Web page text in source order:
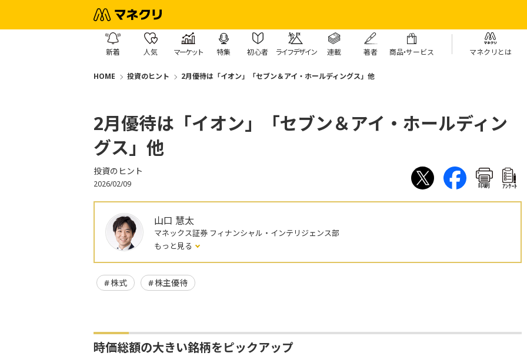
新着 人気 マーケット 特集 初心者 ライフデザイン 連載 著者 商品・サービス マネクリとは
HOME 投資のヒント 2月優待は「イオン」「セブン＆アイ・ホールディングス」他
2月優待は「イオン」「セブン＆アイ・ホールディン
グス」他
投資のヒント
2026/02/09 印刷 ｱﾝｹｰﾄ
山口 慧太
マネックス証券 フィナンシャル・インテリジェンス部
もっと見る
株式 株主優待
時価総額の大きい銘柄をピックアップ